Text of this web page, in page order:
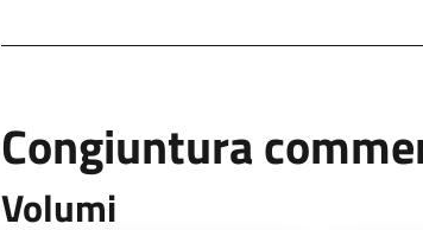
Congiuntura
Volumi